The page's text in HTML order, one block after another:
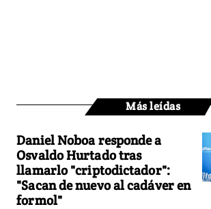
Más leídas
Daniel Noboa responde a
Osvaldo Hurtado tras
llamarlo "criptodictador":
"Sacan de nuevo al cadáver en
formol"